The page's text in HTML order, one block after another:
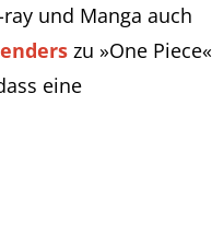
und Manga auch
zu »One Piece«
eine